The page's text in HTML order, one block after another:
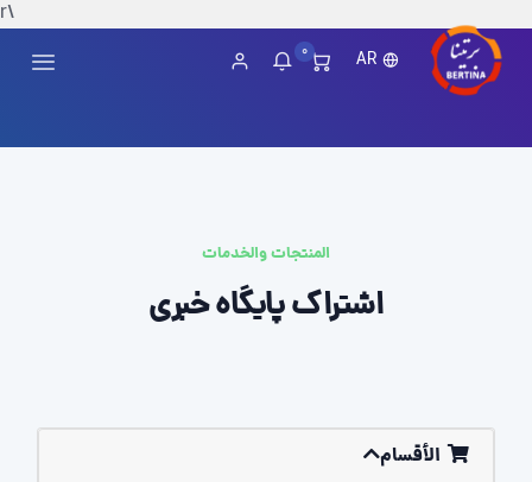
\r
AR
0
المنتجات والخدمات
اشتراک پایگاه خبری
الأقسام